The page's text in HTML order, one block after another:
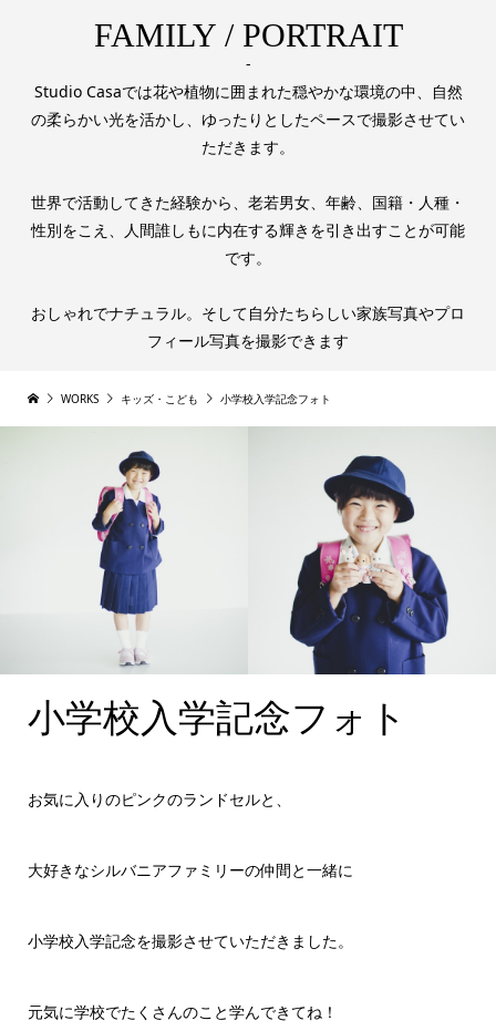
FAMILY / PORTRAIT
-
Studio Casaでは花や植物に囲まれた穏やかな環境の中、自然
の柔らかい光を活かし、ゆったりとしたペースで撮影させてい
ただきます。
世界で活動してきた経験から、老若男女、年齢、国籍・人種・
性別をこえ、人間誰しもに内在する輝きを引き出すことが可能
です。
おしゃれでナチュラル。そして自分たちらしい家族写真やプロ
フィール写真を撮影できます
WORKS キッズ・こども 小学校入学記念フォト
小学校入学記念フォト
お気に入りのピンクのランドセルと、
大好きなシルバニアファミリーの仲間と一緒に
小学校入学記念を撮影させていただきました。
元気に学校でたくさんのこと学んできてね！